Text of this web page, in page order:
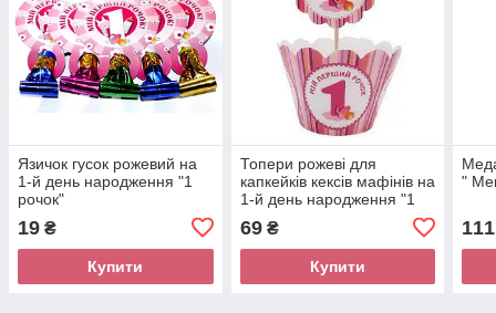
Язичок гусок рожевий на
1-й день народження "1
рочок"
19 ₴
Купити
Топери рожеві для
капкейків кексів мафінів на
1-й день народження "1
69₴
Купити
"
111